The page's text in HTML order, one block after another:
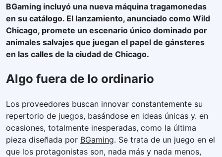
BGaming incluyó una nueva máquina tragamonedas
en su catálogo. El lanzamiento, anunciado como Wild
Chicago, promete un escenario único dominado por
animales salvajes que juegan el papel de gánsteres
en las calles de la ciudad de Chicago.
Algo fuera de lo ordinario
Los proveedores buscan innovar constantemente su
repertorio de juegos, basándose en ideas únicas y. en
ocasiones, totalmente inesperadas, como la última
pieza diseñada por BGaming. Se trata de un juego en el
que los protagonistas son, nada más y nada menos,